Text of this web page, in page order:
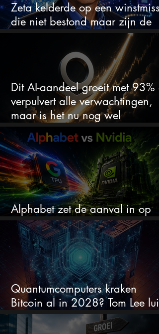
Zeta kelderde op een
die niet bestond maar zijn de
aandelen koopwaardig?
Dit AI-aandeel groeit met 93%
verpulvert alle verwachtingen,
maar is het nu nog wel
koopwaardig?
Alphabet zet de aanval in op
Nvidia met eigen AI-chips
Quantumcomputers kraken
Bitcoin al in 2028? Tom Lee
de alarmbel